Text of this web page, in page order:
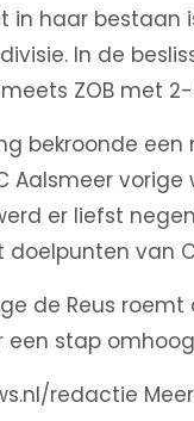
in haar bestaan
In de
ZOB met
bekroonde
Aalsmeer
er liefst
doelpunten van
de Reus
een stap
redactie